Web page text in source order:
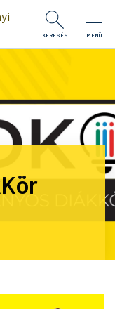
KERESÉS MENÜ